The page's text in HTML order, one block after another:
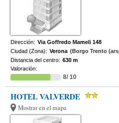
Dirección: Via Goffredo Mameli 148
Ciudad (Zona): Verona (Borgo Trento
Distancia del centro: 630 m
Valoración:
8/ 10
HOTEL VALVERDE
Mostrar en el mapa